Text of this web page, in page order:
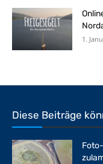
1.
Diese Beiträge